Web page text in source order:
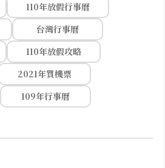
110年放假行事曆
台灣行事曆
110年放假攻略
2021年買機票
109年行事曆